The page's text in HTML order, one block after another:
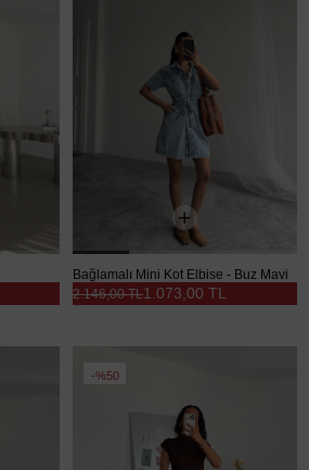
Bağlamalı Mini Kot Elbise - Buz Mavi
1.073,00 TL
2.146,00 TL
%50